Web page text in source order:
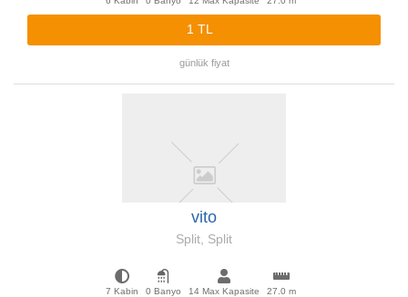
1 TL
günlük fiyat
vito
Split, Split
7 Kabin 0 Banyo 14 Max Kapasite 27.0 m